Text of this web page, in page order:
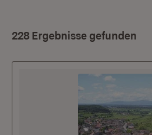
228 Ergebnisse gefunden